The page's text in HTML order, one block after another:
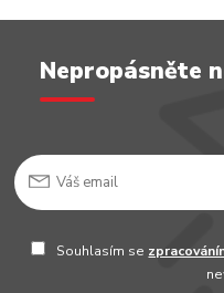
Nepropásněte
Souhlasím se